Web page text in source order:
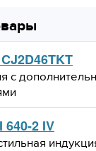
с
640-2 IV